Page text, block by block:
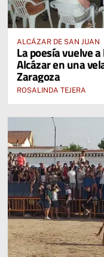
ALCÁZAR DE SAN JUAN
La poesía vuelve
Alcázar en una
Zaragoza
ROSALINDA TEJERA